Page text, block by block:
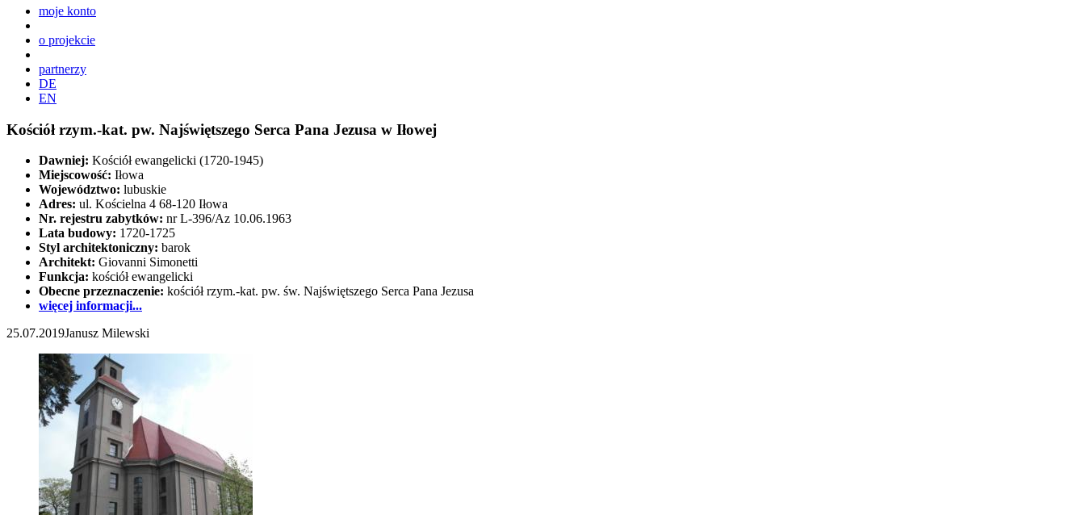
moje konto
o projekcie
partnerzy
DE
EN
Kościół rzym.-kat. pw. Najświętszego Serca Pana Jezusa w Iłowej
Dawniej: Kościół ewangelicki (1720-1945)
Miejscowość: Iłowa
Województwo: lubuskie
Adres: ul. Kościelna 4 68-120 Iłowa
Nr. rejestru zabytków: nr L-396/Az 10.06.1963
Lata budowy: 1720-1725
Styl architektoniczny: barok
Architekt: Giovanni Simonetti
Funkcja: kościół ewangelicki
Obecne przeznaczenie: kościół rzym.-kat. pw. św. Najświętszego Serca Pana Jezusa
więcej informacji...
25.07.2019Janusz Milewski